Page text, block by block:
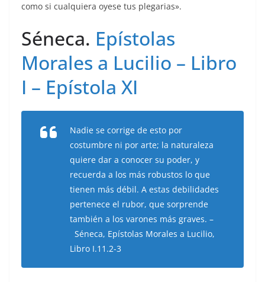
como si cualquiera oyese tus plegarias».
Séneca. Epístolas
Morales a Lucilio – Libro
I – Epístola XI
Nadie se corrige de esto por
costumbre ni por arte; la naturaleza
quiere dar a conocer su poder, y
recuerda a los más robustos lo que
tienen más débil. A estas debilidades
pertenece el rubor, que sorprende
también a los varones más graves. –
Séneca, Epístolas Morales a Lucilio,
Libro I.11.2-3